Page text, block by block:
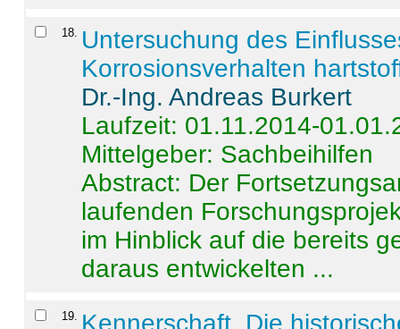
18
Untersuchung des
Korrosionsverhalten
Dr.-Ing. Andreas Burkert
Laufzeit: 01.11.2014-
Mittelgeber: Sachbeihilfen
Abstract: Der
laufenden
im Hinblick auf die bereits
daraus entwickelten ...
19
Kennerschaft. Die